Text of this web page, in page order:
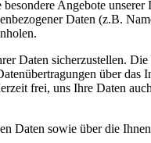
Angebote
Daten (z.B.
Daten sicherzustellen.
über das
frei, uns Ihre Daten
Daten sowie über die